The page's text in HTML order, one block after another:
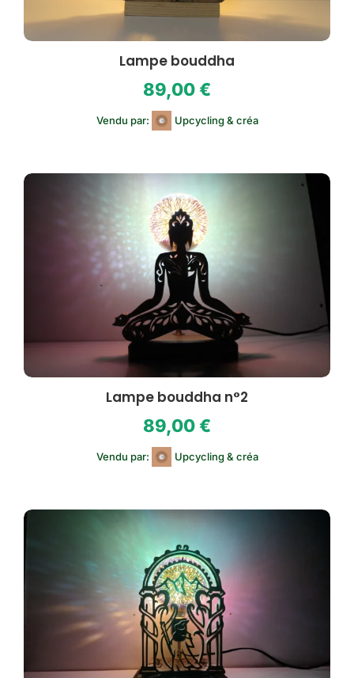
Lampe bouddha
89,00€
Vendu par: Upcycling & créa
Lampe bouddha n°2
89,00€
Vendu par: Upcycling & créa